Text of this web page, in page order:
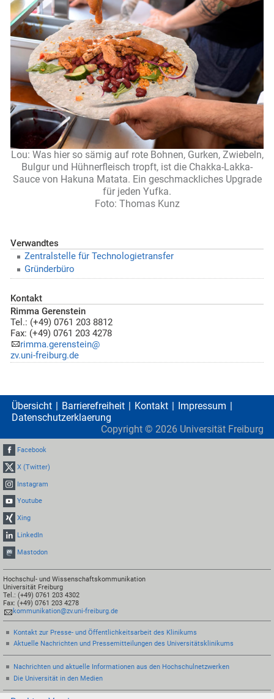
Lou: Was hier so sämig auf rote Bohnen, Gurken, Zwiebeln,
Bulgur und Hühnerfleisch tropft, ist die Chakka-Lakka-
Sauce von Hakuna Matata. Ein geschmackliches Upgrade
für jeden Yufka.
Foto: Thomas Kunz
Verwandtes
Zentralstelle für Technologietransfer
Gründerbüro
Kontakt
Rimma Gerenstein
Tel.: (+49) 0761 203 8812
Fax: (+49) 0761 203 4278
rimma.gerenstein@
zv.uni-freiburg.de
Übersicht Barrierefreiheit Kontakt
Impressum
Datenschutzerklaerung
Copyright © 2026 Universität Freiburg
Facebook
X (Twitter)
Instagram
Youtube
Xing
LinkedIn
Mastodon
Hochschul- und Wissenschaftskommunikation
Universität Freiburg
Tel.: (+49) 0761 203 4302
Fax: (+49) 0761 203 4278
kommunikation@zv.uni-freiburg.de
Kontakt zur Presse- und Öffentlichkeitsarbeit des Klinikums
Aktuelle Nachrichten und Pressemitteilungen des Universitätsklinikums
Nachrichten und aktuelle Informationen aus den Hochschulnetzwerken
Die Universität in den Medien